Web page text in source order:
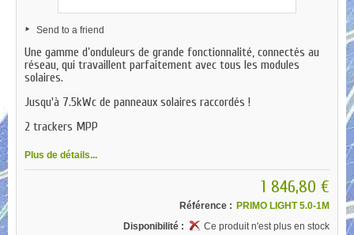
Send to a friend
Une gamme d’onduleurs de grande fonctionnalité, connectés au
réseau, qui travaillent parfaitement avec tous les modules
solaires.
Jusqu'à 7.5kWc de panneaux solaires raccordés !
2 trackers MPP
Plus de détails...
1 846,80 €
Référence : PRIMO LIGHT 5.0-1M
Disponibilité :
Ce produit n'est plus en stock